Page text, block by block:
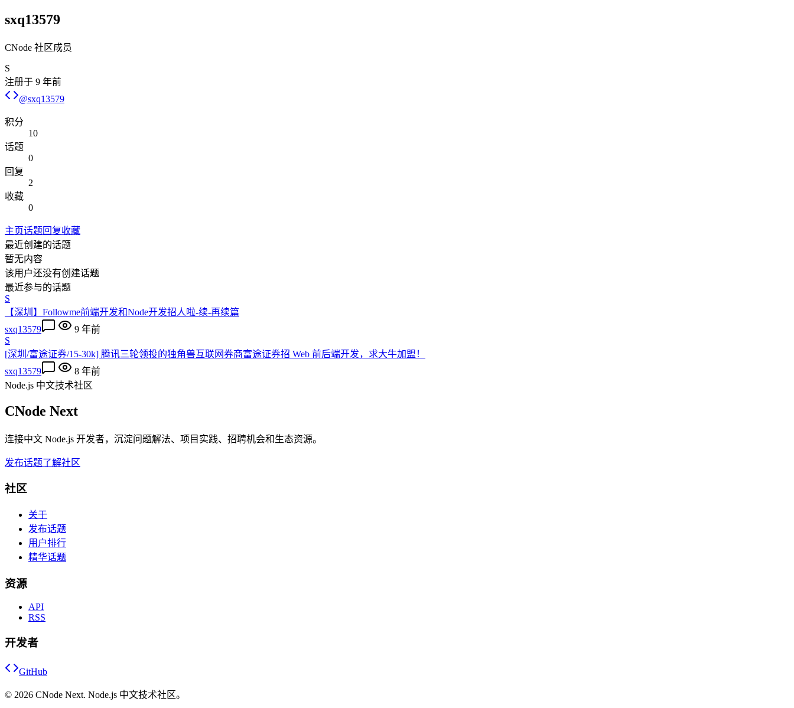
sxq13579
CNode 社区成员
S
注册于 9 年前
@sxq13579
积分
10
话题
0
回复
2
收藏
0
主页话题回复收藏
最近创建的话题
暂无内容
该用户还没有创建话题
最近参与的话题
S
【深圳】Followme前端开发和Node开发招人啦-续-再续篇
sxq13579
9 年前
S
[深圳/富途证券/15-30k] 腾讯三轮领投的独角兽互联网券商富途证券招 Web 前后端开发，求大牛加盟！
sxq13579
8 年前
Node.js 中文技术社区
CNode Next
连接中文 Node.js 开发者，沉淀问题解法、项目实践、招聘机会和生态资源。
发布话题了解社区
社区
关于
发布话题
用户排行
精华话题
资源
API
RSS
开发者
GitHub
© 2026 CNode Next. Node.js 中文技术社区。